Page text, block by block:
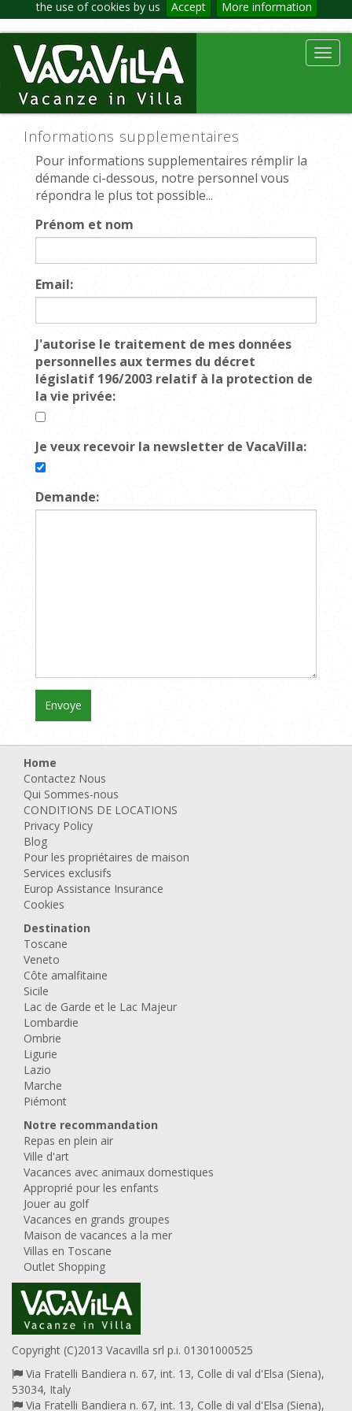
the use of cookies by us Accept More information
Informations supplementaires
Pour informations supplementaires rémplir la
démande ci-dessous, notre personnel vous
répondra le plus tot possible...
Prénom et nom
Email:
J'autorise le traitement de mes données
personnelles aux termes du décret
législatif 196/2003 relatif à la protection de
la vie privée:
Je veux recevoir la newsletter de VacaVilla:
Demande:
Home
Contactez Nous
Qui Sommes-nous
CONDITIONS DE LOCATIONS
Privacy Policy
Blog
Pour les propriétaires de maison
Services exclusifs
Europ Assistance Insurance
Cookies
Destination
Toscane
Veneto
Côte amalfitaine
Sicile
Lac de Garde et le Lac Majeur
Lombardie
Ombrie
Ligurie
Lazio
Marche
Piémont
Notre recommandation
Repas en plein air
Ville d'art
Vacances avec animaux domestiques
Approprié pour les enfants
Jouer au golf
Vacances en grands groupes
Maison de vacances a la mer
Villas en Toscane
Outlet Shopping
Copyright (C)2013 Vacavilla srl p.i. 01301000525
Via Fratelli Bandiera n. 67, int. 13, Colle di val d'Elsa (Siena),
53034, Italy
Via Fratelli Bandiera n. 67, int. 13, Colle di val d'Elsa (Siena),